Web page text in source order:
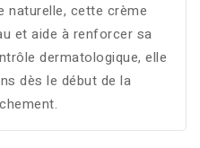
naturelle, cette crème
et aide à renforcer sa
dermatologique, elle
dès le début de la